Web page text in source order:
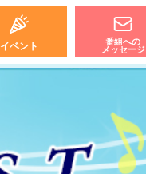
イベント
番組への
メッセージ